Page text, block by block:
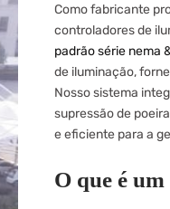
Como fabricante
controladores de
padrão série nema
de iluminação,
Nosso sistema
supressão de
e eficiente para a
O que é